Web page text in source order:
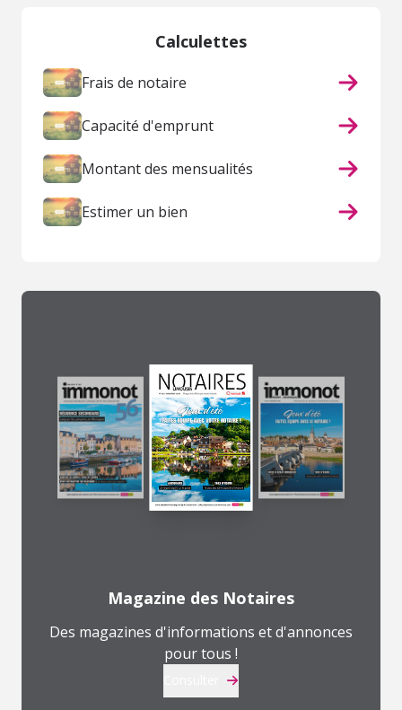
Calculettes
Frais de notaire
Capacité d'emprunt
Montant des mensualités
Estimer un bien
Magazine des Notaires
Des magazines d'informations et d'annonces
pour tous !